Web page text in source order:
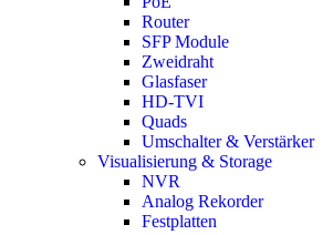
Router
SFP Module
Zweidraht
Glasfaser
HD-TVI
Quads
Umschalter & Verstärker
Visualisierung & Storage
NVR
Analog Rekorder
Festplatten